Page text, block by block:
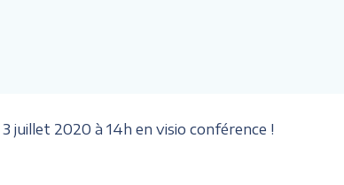
juillet 2020 à 14h en visio conférence !